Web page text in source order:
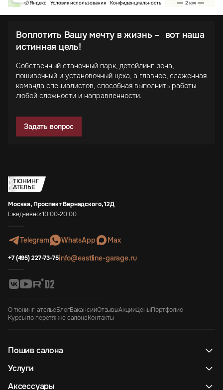
Воплотить Вашу мечту в жизнь – вот наша
истинная цель!
Собственный станочный парк, детейлинг-зона,
пошивочный и установочный цеха, а главное, слаженная
команда специалистов, способная выполнить работы
любой сложности и направленности.
Задать вопрос
ТЮНИНГ
АТЕЛЬЕ
Москва, Проспект Вернадского, 12Д
Ежедневно: 10:00-20:00
Telegram WhatsApp Max
+7 (495) 227-73-75info@eastline-garage.ru
О тюнинг-ательеБлогВакансииОтзывыАкцииЦеныПортфолио
Курсы по перетяжке салонаКонтакты
Пошив салона
Услуги
Аксессуары